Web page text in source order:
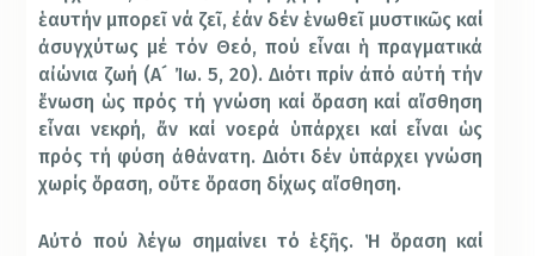
ἑαυτήν μπορεῖ νά ζεῖ, ἐάν δέν ἑνωθεῖ μυστικῶς καί
ἀσυγχύτως μέ τόν Θεό, πού εἶναι ἡ πραγματικά
αἰώνια ζωή (Α´ Ἰω. 5, 20). Διότι πρίν ἀπό αὐτή τήν
ἕνωση ὡς πρός τή γνώση καί ὅραση καί αἴσθηση
εἶναι νεκρή, ἄν καί νοερά ὑπάρχει καί εἶναι ὡς
πρός τή φύση ἀθάνατη. Διότι δέν ὑπάρχει γνώση
χωρίς ὅραση, οὔτε ὅραση δίχως αἴσθηση.
Αὐτό πού λέγω σημαίνει τό ἑξῆς. Ἡ ὅραση καί